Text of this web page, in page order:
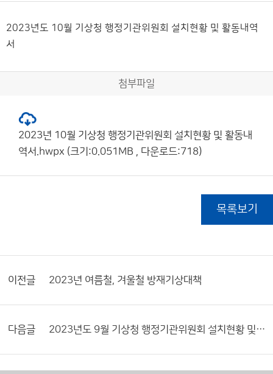
2023년도 10월 기상청 행정기관위원회 설치현황 및 활동내역
서
첨부파일
2023년 10월 기상청 행정기관위원회 설치현황 및 활동내
역서.hwpx (크기:0.051MB , 다운로드:718)
목록보기
이전글 2023년 여름철, 겨울철 방재기상대책
다음글 2023년도 9월 기상청 행정기관위원회 설치현황 및 활동내역서